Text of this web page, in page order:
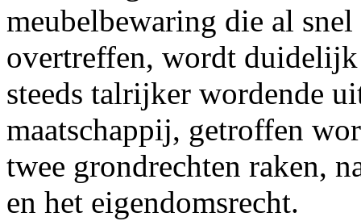
meubelbewaring die al
overtreffen, wordt duidelijk
steeds talrijker wordende
maatschappij, getroffen
twee grondrechten raken,
en het eigendomsrecht.